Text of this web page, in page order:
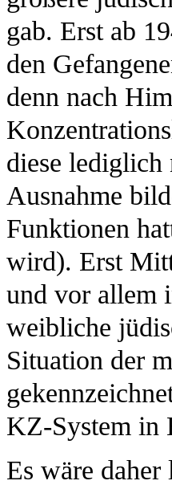
gab. Erst ab
den
denn nach
diese lediglich
Ausnahme
Funktionen
wird). Erst
und vor allem
weibliche
Situation der
KZ-System in
Es wäre